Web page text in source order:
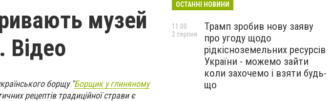
музей
Відео
борщу "Борщик у глиняному
рецептів традиційної страви є
ОСТАННІ НОВИНИ
Трамп зробив нову заяву
про угоду щодо
рідкісноземельних ресурсів
України - можемо зайти
коли захочемо і взяти будь-
що
11:00
2 серпня